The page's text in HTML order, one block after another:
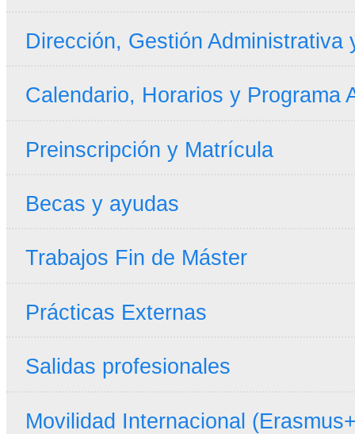
Dirección, Gestión Administrativa
Calendario, Horarios y Programa
Preinscripción y Matrícula
Becas y ayudas
Trabajos Fin de Máster
Prácticas Externas
Salidas profesionales
Movilidad Internacional